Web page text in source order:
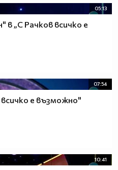
05:13
„С Рачков всичко е
07:54
всичко е възможно"
10:41